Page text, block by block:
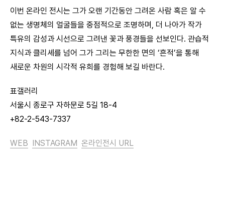
이번 온라인 전시는 그가 오랜 기간동안 그려온 사람 혹은 알 수
없는 생명체의 얼굴들을 중점적으로 조명하며, 더 나아가 작가
특유의 감성과 시선으로 그려낸 꽃과 풍경들을 선보인다. 관습적
지식과 클리셰를 넘어 그가 그리는 무한한 면의 ‘흔적’을 통해
새로운 차원의 시각적 유희를 경험해 보길 바란다.
표갤러리
서울시 종로구 자하문로 5길 18-4
+82-2-543-7337
WEB INSTAGRAM 온라인전시 URL